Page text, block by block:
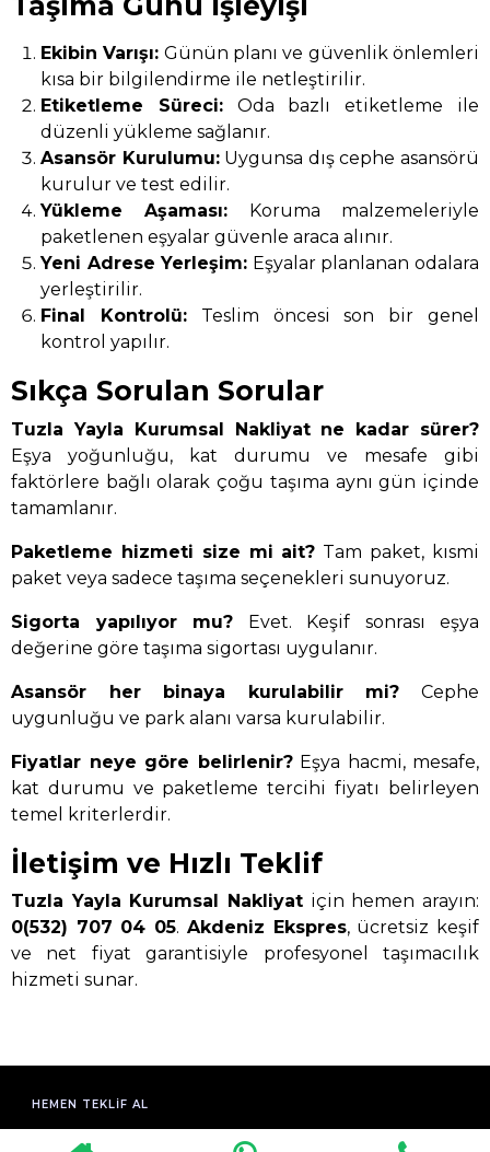
Ekibin Varışı: Günün planı ve güvenlik önlemleri
kısa bir bilgilendirme ile netleştirilir.
Etiketleme Süreci:Oda bazlı etiketleme ile
düzenli yükleme sağlanır.
Asansör Kurulumu:Uygunsa dış cephe asansörü
kurulur ve test edilir.
Yükleme Aşaması: Koruma malzemeleriyle
paketlenen eşyalar güvenle araca alınır.
Yeni Adrese Yerleşim: Eşyalar planlanan odalara
yerleştirilir.
Final Kontrolü: Teslim öncesi son bir genel
kontrol yapılır.
Sıkça Sorulan Sorular
Tuzla Yayla Kurumsal Nakliyat ne kadar sürer?
Eşya yoğunluğu, kat durumu ve mesafe gibi
faktörlere bağlı olarak çoğu taşıma aynı gün içinde
tamamlanır.
Paketleme hizmeti size mi ait? Tam paket, kısmi
paket veya sadece taşıma seçenekleri sunuyoruz.
Sigorta yapılıyor mu? Evet. Keşif sonrası eşya
değerine göre taşıma sigortası uygulanır.
Asansör her binaya kurulabilir mi? Cephe
uygunluğu ve park alanı varsa kurulabilir.
Fiyatlar neye göre belirlenir?Eşya hacmi, mesafe,
kat durumu ve paketleme tercihi fiyatı belirleyen
temel kriterlerdir.
İletişim ve Hızlı Teklif
Tuzla Yayla Kurumsal Nakliyat için hemen arayın:
0(532) 707 04 05. Akdeniz Ekspres, ücretsiz keşif
ve net fiyat garantisiyle profesyonel taşımacılık
hizmeti sunar.
HEMEN TEKLIF AL